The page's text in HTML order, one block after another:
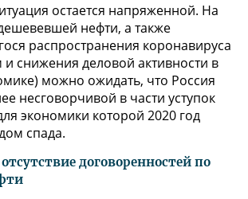
остается напряженной. На
нефти, а также
распространения коронавируса
и снижения деловой активности в
можно ожидать, что Россия
несговорчивой в части уступок
экономики которой 2020 год
спада.
договоренностей по